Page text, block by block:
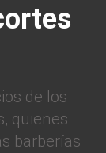
de los
quienes
barberías